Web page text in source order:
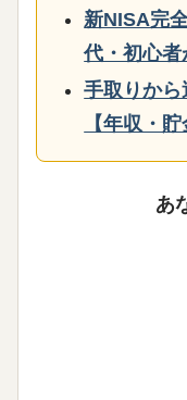
新NISA完
代・初心
手取りか
【年収・貯
あ